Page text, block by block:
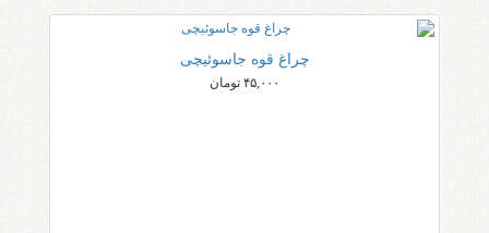
چراغ قوه جاسوئیچی
۴۵,۰۰۰ تومان